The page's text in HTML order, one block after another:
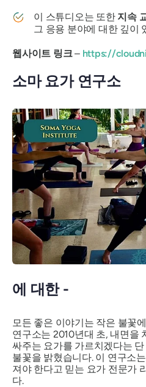
이 스튜디오는 또한 지속
그 응용 분야에 대한 깊이
웹사이트 링크–https://
소마 요가 연구소
에 대한 -
모든 좋은 이야기는 작은 불꽃
연구소는 2010년대 초, 내면을
싸주는 요가를 가르치겠다는
불꽃을 밝혔습니다. 이 연구소
져야 한다고 믿는 요가 전문가
다.